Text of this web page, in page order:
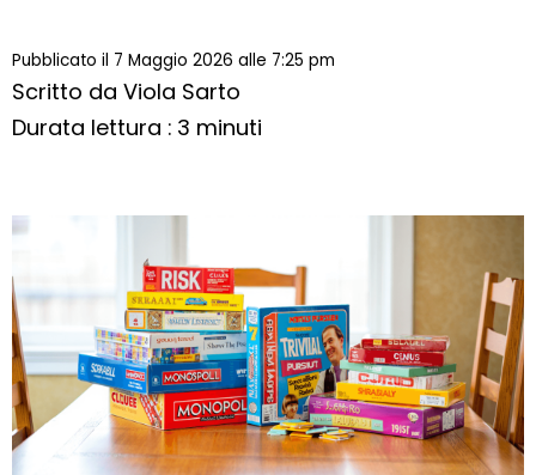
Pubblicato il 7 Maggio 2026 alle 7:25 pm
Scritto da Viola Sarto
Durata lettura : 3 minuti